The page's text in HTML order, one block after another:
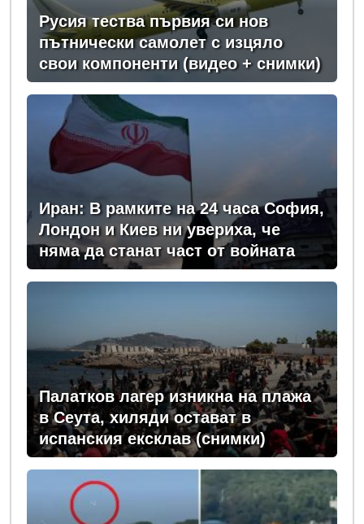
Русия тества първия си нов
пътнически самолет с изцяло
свои компоненти (видео + снимки)
Иран: В рамките на 24 часа София,
Лондон и Киев ни увериха, че
няма да станат част от войната
Палатков лагер изникна на плажа
в Сеута, хиляди остават в
испанския ексклав (снимки)